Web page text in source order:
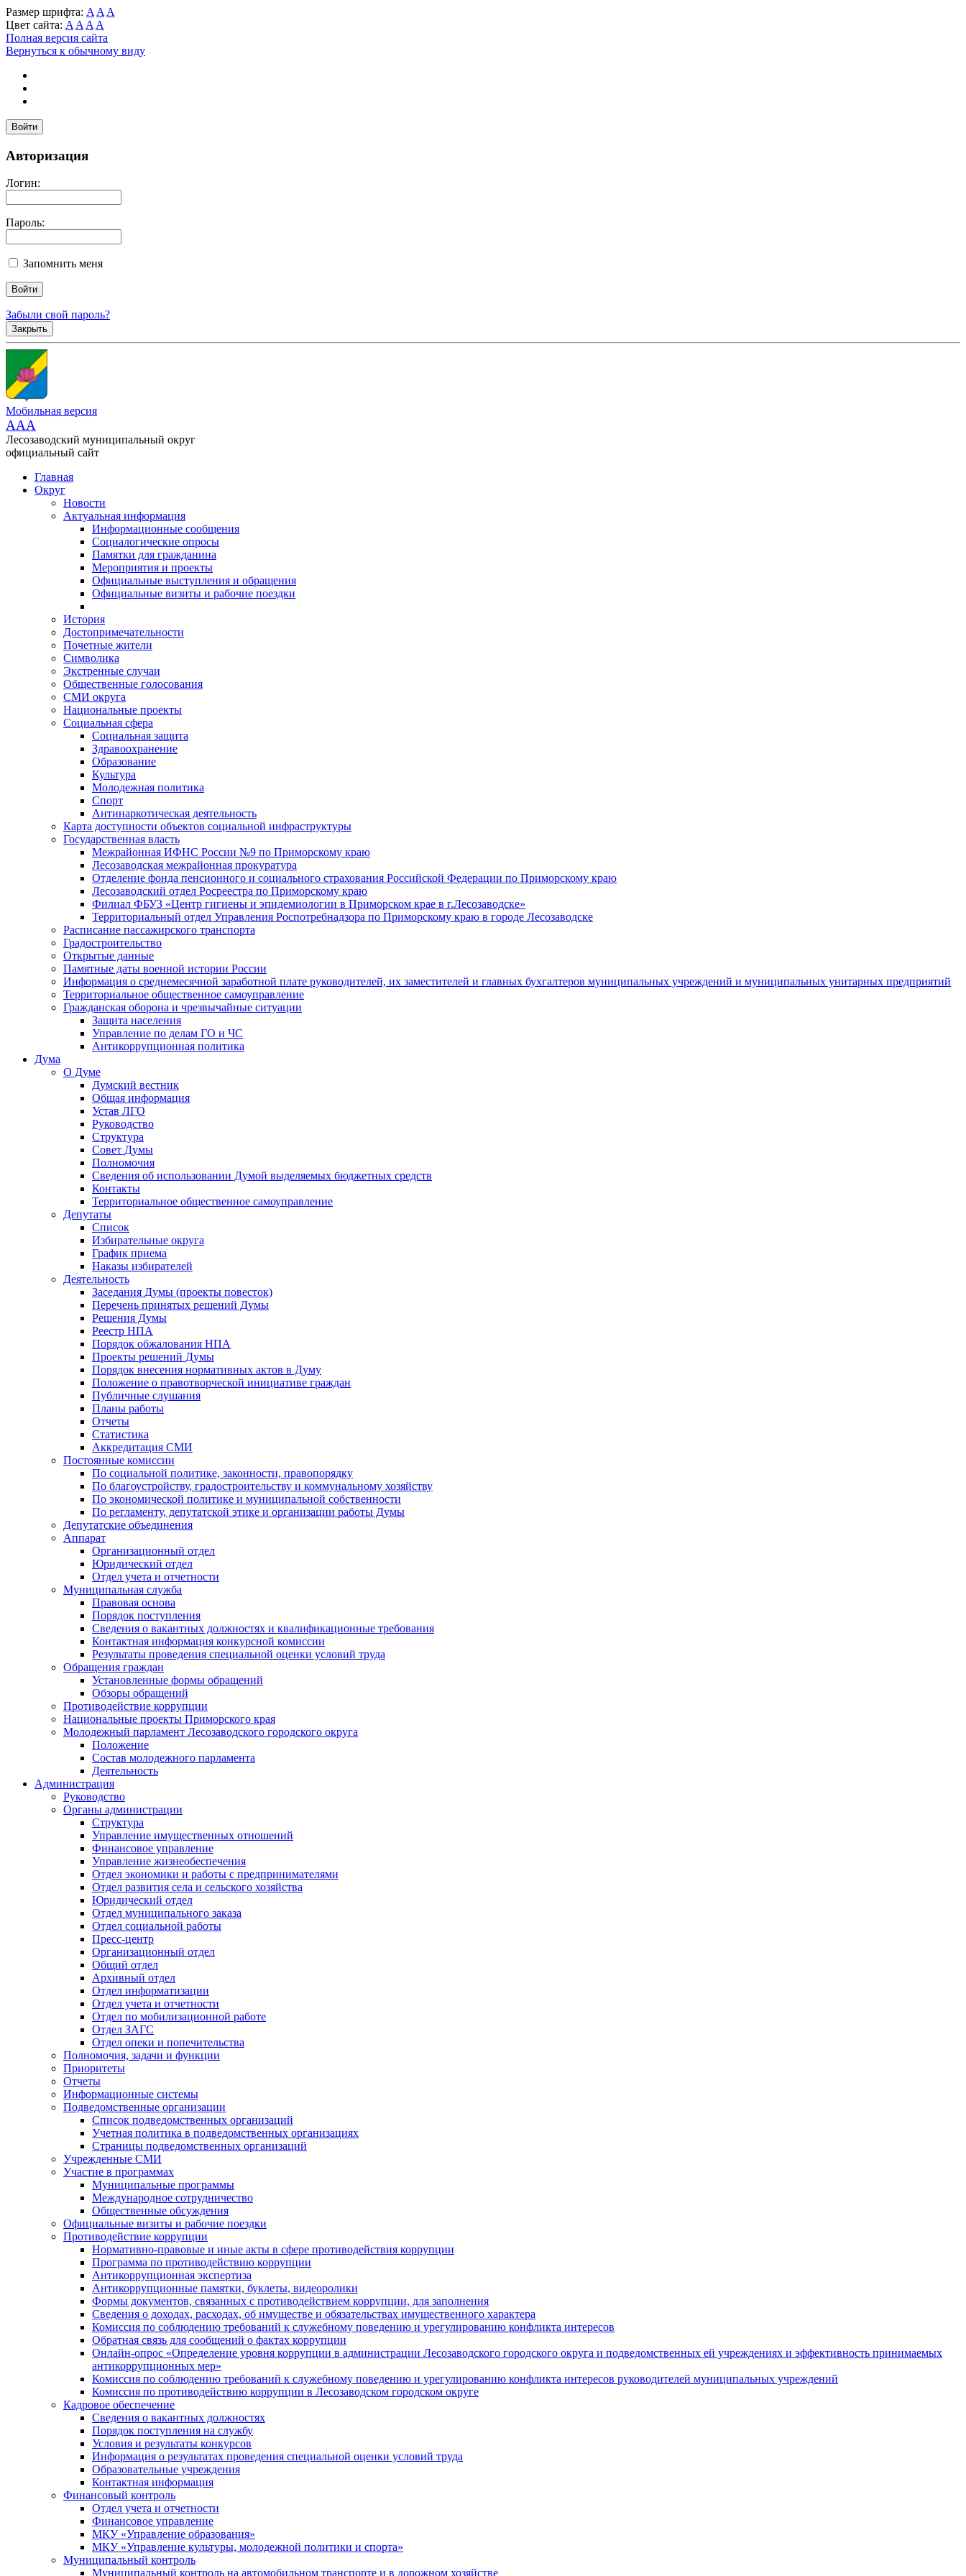
Размер шрифта: A A A
Цвет сайта: A A A A
Полная версия сайта
Вернуться к обычному виду
Войти
Авторизация
Логин:
Пароль:
Запомнить меня
Забыли свой пароль?
Закрыть
Мобильная версия
AAA
Лесозаводский муниципальный округ
официальный сайт
Главная
Округ
Новости
Актуальная информация
Информационные сообщения
Социалогические опросы
Памятки для гражданина
Мероприятия и проекты
Официальные выступления и обращения
Официальные визиты и рабочие поездки
История
Достопримечательности
Почетные жители
Символика
Экстренные случаи
Общественные голосования
СМИ округа
Национальные проекты
Социальная сфера
Социальная защита
Здравоохранение
Образование
Культура
Молодежная политика
Спорт
Антинаркотическая деятельность
Карта доступности объектов социальной инфраструктуры
Государственная власть
Межрайонная ИФНС России №9 по Приморскому краю
Лесозаводская межрайонная прокуратура
Отделение фонда пенсионного и социального страхования Российской Федерации по Приморскому краю
Лесозаводский отдел Росреестра по Приморскому краю
Филиал ФБУЗ «Центр гигиены и эпидемиологии в Приморском крае в г.Лесозаводске»
Территориальный отдел Управления Роспотребнадзора по Приморскому краю в городе Лесозаводске
Расписание пассажирского транспорта
Градостроительство
Открытые данные
Памятные даты военной истории России
Информация о среднемесячной заработной плате руководителей, их заместителей и главных бухгалтеров муниципальных учреждений и муниципальных унитарных предприятий
Территориальное общественное самоуправление
Гражданская оборона и чрезвычайные ситуации
Защита населения
Управление по делам ГО и ЧС
Антикоррупционная политика
Дума
О Думе
Думский вестник
Общая информация
Устав ЛГО
Руководство
Структура
Совет Думы
Полномочия
Сведения об использовании Думой выделяемых бюджетных средств
Контакты
Территориальное общественное самоуправление
Депутаты
Список
Избирательные округа
График приема
Наказы избирателей
Деятельность
Заседания Думы (проекты повесток)
Перечень принятых решений Думы
Решения Думы
Реестр НПА
Порядок обжалования НПА
Проекты решений Думы
Порядок внесения нормативных актов в Думу
Положение о правотворческой инициативе граждан
Публичные слушания
Планы работы
Отчеты
Статистика
Аккредитация СМИ
Постоянные комиссии
По социальной политике, законности, правопорядку
По благоустройству, градостроительству и коммунальному хозяйству
По экономической политике и муниципальной собственности
По регламенту, депутатской этике и организации работы Думы
Депутатские объединения
Аппарат
Организационный отдел
Юридический отдел
Отдел учета и отчетности
Муниципальная служба
Правовая основа
Порядок поступления
Сведения о вакантных должностях и квалификационные требования
Контактная информация конкурсной комиссии
Результаты проведения специальной оценки условий труда
Обращения граждан
Установленные формы обращений
Обзоры обращений
Противодействие коррупции
Национальные проекты Приморского края
Молодежный парламент Лесозаводского городского округа
Положение
Состав молодежного парламента
Деятельность
Администрация
Руководство
Органы администрации
Структура
Управление имущественных отношений
Финансовое управление
Управление жизнеобеспечения
Отдел экономики и работы с предпринимателями
Отдел развития села и сельского хозяйства
Юридический отдел
Отдел муниципального заказа
Отдел социальной работы
Пресс-центр
Организационный отдел
Общий отдел
Архивный отдел
Отдел информатизации
Отдел учета и отчетности
Отдел по мобилизационной работе
Отдел ЗАГС
Отдел опеки и попечительства
Полномочия, задачи и функции
Приоритеты
Отчеты
Информационные системы
Подведомственные организации
Список подведомственных организаций
Учетная политика в подведомственных организациях
Страницы подведомственных организаций
Учрежденные СМИ
Участие в программах
Муниципальные программы
Международное сотрудничество
Общественные обсуждения
Официальные визиты и рабочие поездки
Противодействие коррупции
Нормативно-правовые и иные акты в сфере противодействия коррупции
Программа по противодействию коррупции
Антикоррупционная экспертиза
Антикоррупционные памятки, буклеты, видеоролики
Формы документов, связанных с противодействием коррупции, для заполнения
Сведения о доходах, расходах, об имуществе и обязательствах имущественного характера
Комиссия по соблюдению требований к служебному поведению и урегулированию конфликта интересов
Обратная связь для сообщений о фактах коррупции
Онлайн-опрос «Определение уровня коррупции в администрации Лесозаводского городского округа и подведомственных ей учреждениях и эффективность принимаемых
антикоррупционных мер»
Комиссия по соблюдению требований к служебному поведению и урегулированию конфликта интересов руководителей муниципальных учреждений
Комиссия по противодействию коррупции в Лесозаводском городском округе
Кадровое обеспечение
Сведения о вакантных должностях
Порядок поступления на службу
Условия и результаты конкурсов
Информация о результатах проведения специальной оценки условий труда
Образовательные учреждения
Контактная информация
Финансовый контроль
Отдел учета и отчетности
Финансовое управление
МКУ «Управление образования»
МКУ «Управление культуры, молодежной политики и спорта»
Муниципальный контроль
Муниципальный контроль на автомобильном транспорте и в дорожном хозяйстве